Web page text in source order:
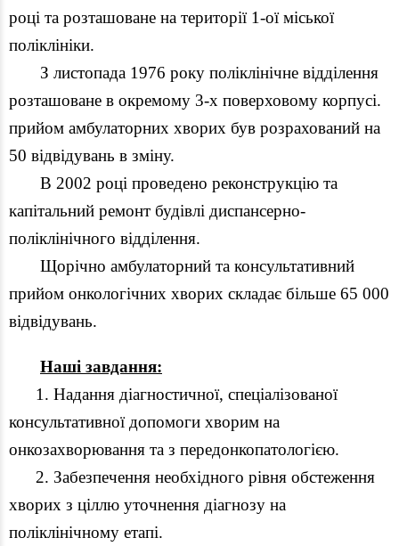
році та розташоване на території 1-ої міської
поліклініки.
З листопада 1976 року поліклінічне відділення
розташоване в окремому 3-х поверховому корпусі.
прийом амбулаторних хворих був розрахований на
50 відвідувань в зміну.
В 2002 році проведено реконструкцію та
капітальний ремонт будівлі диспансерно-
поліклінічного відділення.
Щорічно амбулаторний та консультативний
прийом онкологічних хворих складає більше 65 000
відвідувань.
Наші завдання:
1. Надання діагностичної, спеціалізованої
консультативної допомоги хворим на
онкозахворювання та з передонкопатологією.
2. Забезпечення необхідного рівня обстеження
хворих з ціллю уточнення діагнозу на
поліклінічному етапі.